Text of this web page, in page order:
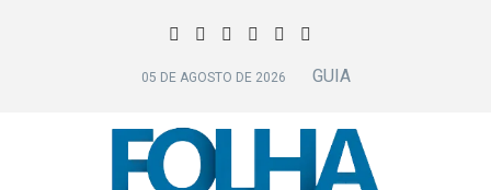
05 DE AGOSTO DE 2026 GUIA